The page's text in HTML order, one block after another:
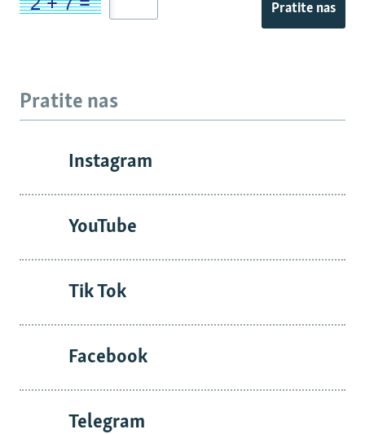
Pratite nas
Pratite nas
Instagram
YouTube
Tik Tok
Facebook
Telegram